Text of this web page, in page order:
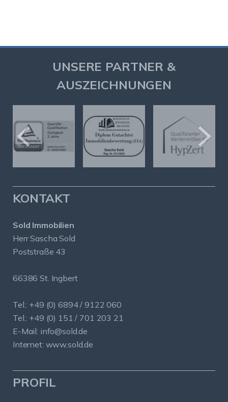
UNSERE PARTNER &
AUSZEICHNUNGEN
KONTAKT
Sold Immobilien
Herr Sascha Sold
Poststraße 43
66386 St. Ingbert
Tel.: +49 (0) 6894 / 9122 060
Tel.: +49 (0) 151 / 701 203 21
E-Mail: info@sold.de
Internet: www.sold.de
PROFIL